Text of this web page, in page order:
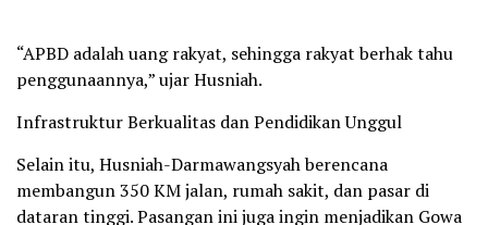
“APBD adalah uang rakyat, sehingga rakyat berhak tahu
penggunaannya,” ujar Husniah.
Infrastruktur Berkualitas dan Pendidikan Unggul
Selain itu, Husniah-Darmawangsyah berencana
membangun 350 KM jalan, rumah sakit, dan pasar di
dataran tinggi. Pasangan ini juga ingin menjadikan Gowa